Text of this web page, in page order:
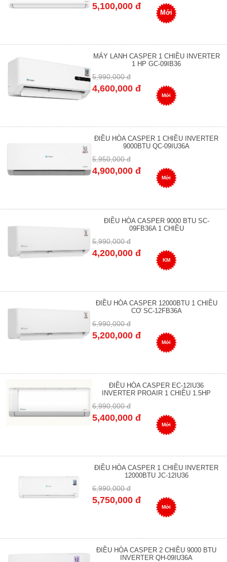
5,100,000 đ
Mới
MÁY LẠNH CASPER 1 CHIỀU INVERTER
1 HP GC-09IB36
5,990,000 đ
4,600,000 đ
Mới
ĐIỀU HÒA CASPER 1 CHIỀU INVERTER
9000BTU QC-09IU36A
5,950,000 đ
4,900,000 đ
Mới
ĐIỀU HÒA CASPER 9000 BTU SC-
09FB36A 1 CHIỀU
5,990,000 đ
4,200,000 đ
KM
ĐIỀU HÒA CASPER 12000BTU 1 CHIỀU
CƠ SC-12FB36A
6,990,000 đ
5,200,000 đ
Mới
ĐIỀU HÒA CASPER EC-12IU36
INVERTER PROAIR 1 CHIỀU 1.5HP
6,990,000 đ
5,400,000 đ
Mới
ĐIỀU HÒA CASPER 1 CHIỀU INVERTER
12000BTU JC-12IU36
6,990,000 đ
5,750,000 đ
Mới
ĐIỀU HÒA CASPER 2 CHIỀU 9000 BTU
INVERTER QH-09IU36A